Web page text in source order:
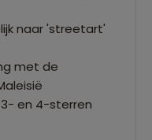
naar 'streetart'
met de
en 4-sterren